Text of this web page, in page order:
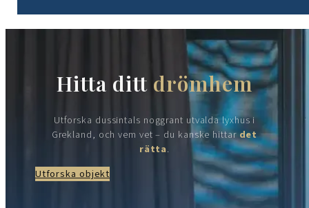
Hitta ditt drömhem
Utforska dussintals noggrant utvalda lyxhus i
Grekland, och vem vet – du kanske hittardet
rätta.
Utforska objekt